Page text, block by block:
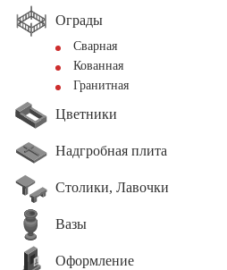
Ограды
Сварная
Кованная
Гранитная
Цветники
Надгробная плита
Столики, Лавочки
Вазы
Оформление